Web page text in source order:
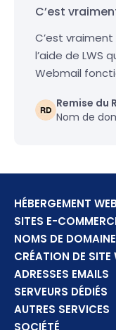
C’est
C’est
l’aide de LWS
Webmail
Remise du
Nom de
HÉBERGEMENT WEB
SITES E-
NOMS DE DOMAINE
CRÉATION DE SITE
ADRESSES EMAILS
SERVEURS DÉDIÉS
AUTRES SERVICES
SOCIÉTÉ